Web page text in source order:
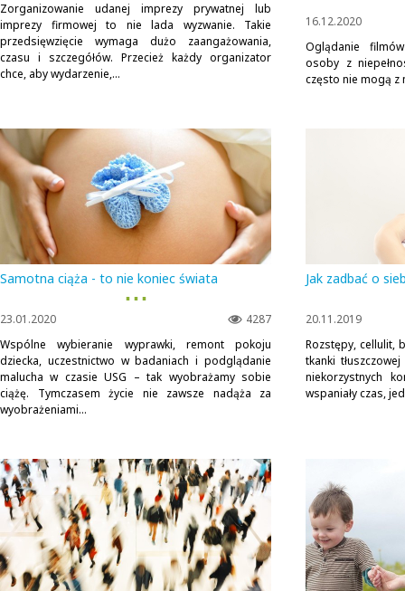
Zorganizowanie udanej imprezy prywatnej lub
imprezy firmowej to nie lada wyzwanie. Takie
przedsięwzięcie wymaga dużo zaangażowania,
czasu i szczegółów. Przecież każdy organizator
chce, aby wydarzenie,...
16.12.2020
Oglądanie
osoby z
często nie mogą z
Samotna ciąża - to nie koniec świata
▪ ▪ ▪
4287
23.01.2020
Wspólne wybieranie wyprawki, remont pokoju
dziecka, uczestnictwo w badaniach i podglądanie
malucha w czasie USG – tak wyobrażamy sobie
ciążę. Tymczasem życie nie zawsze nadąża za
wyobrażeniami...
Jak zadbać o
20.11.2019
Rozstępy, cellulit,
tkanki
niekorzystnych
wspaniały czas,